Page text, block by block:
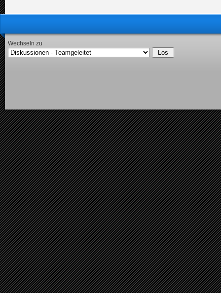
Wechseln zu